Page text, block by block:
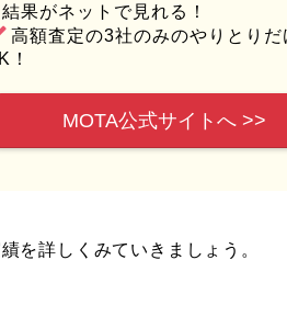
果がネットで見れる！
高額査定の3社のみのやりとりだ
！
MOTA公式サイトへ >>
を詳しくみていきましょう。